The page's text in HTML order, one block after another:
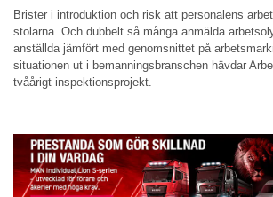
Brister i introduktion och risk att personalens
stolarna. Och dubbelt så många anmälda
anställda jämfört med genomsnittet på
situationen ut i bemanningsbranschen hävdar
tvåårigt inspektionsprojekt.